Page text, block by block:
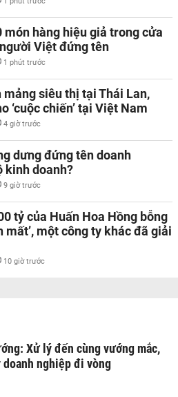
món hàng hiệu giả trong cửa
Việt đứng tên
1 phút trước
mảng siêu thị tại Thái Lan,
‘cuộc chiến’ tại Việt Nam
4 giờ trước
dưng đứng tên doanh
kinh doanh?
9 giờ trước
tỷ của Huấn Hoa Hồng bỗng
mất’, một công ty khác đã giải
10 giờ trước
Xử lý đến cùng vướng mắc,
doanh nghiệp đi vòng